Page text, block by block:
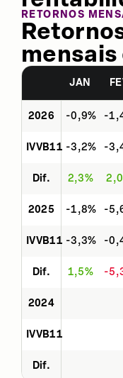
RETORNOS
mensais
JAN
2026 -0,9% -
IVVB11 -3,2% -
Dif. 2,3%
2025 -1,8% -
IVVB11 -3,3% -
Dif. 1,5% -
2024
IVVB11
Dif.